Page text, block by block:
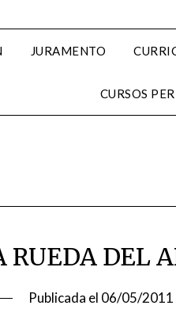
JURAMENTO
CURSOS
RUEDA DEL
Publicada el 06/05/2011